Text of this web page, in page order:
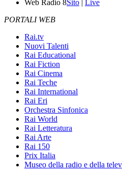
Web Radio 8Sito | Live
PORTALI WEB
Rai.tv
Nuovi Talenti
Rai Educational
Rai Fiction
Rai Cinema
Rai Teche
Rai International
Rai Eri
Orchestra Sinfonica
Rai World
Rai Letteratura
Rai Arte
Rai 150
Prix Italia
Museo della radio e della